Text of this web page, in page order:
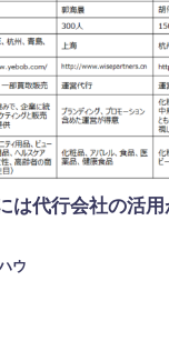
は代行会社の活
ウ